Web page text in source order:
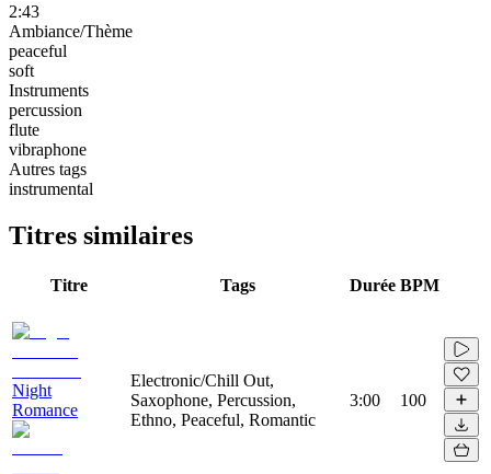
2:43
Ambiance/Thème
peaceful
soft
Instruments
percussion
flute
vibraphone
Autres tags
instrumental
Titres similaires
Titre Tags Durée BPM
Night
Romance
Electronic/Chill Out,
Saxophone, Percussion,
Ethno, Peaceful, Romantic
3:00 100